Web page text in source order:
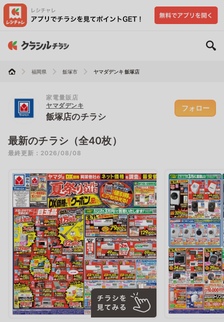
福岡県 飯塚市 ヤマダデンキ 飯塚店
家電量販店
ヤマダデンキ
飯塚店のチラシ
フォロー
最新のチラシ（全40枚）
最終更新：2026/08/08